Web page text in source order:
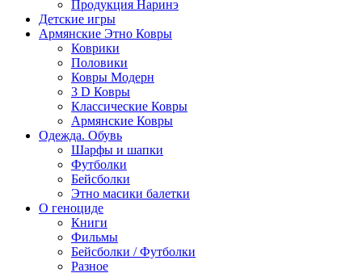
Продукция Наринэ
Детские игры
Армянские Этно Ковры
Коврики
Половики
Ковры Модерн
3 D Ковры
Классические Ковры
Армянские Ковры
Одежда. Обувь
Шарфы и шапки
Футболки
Бейсболки
Этно масики балетки
О геноциде
Книги
Фильмы
Бейсболки / Футболки
Разное